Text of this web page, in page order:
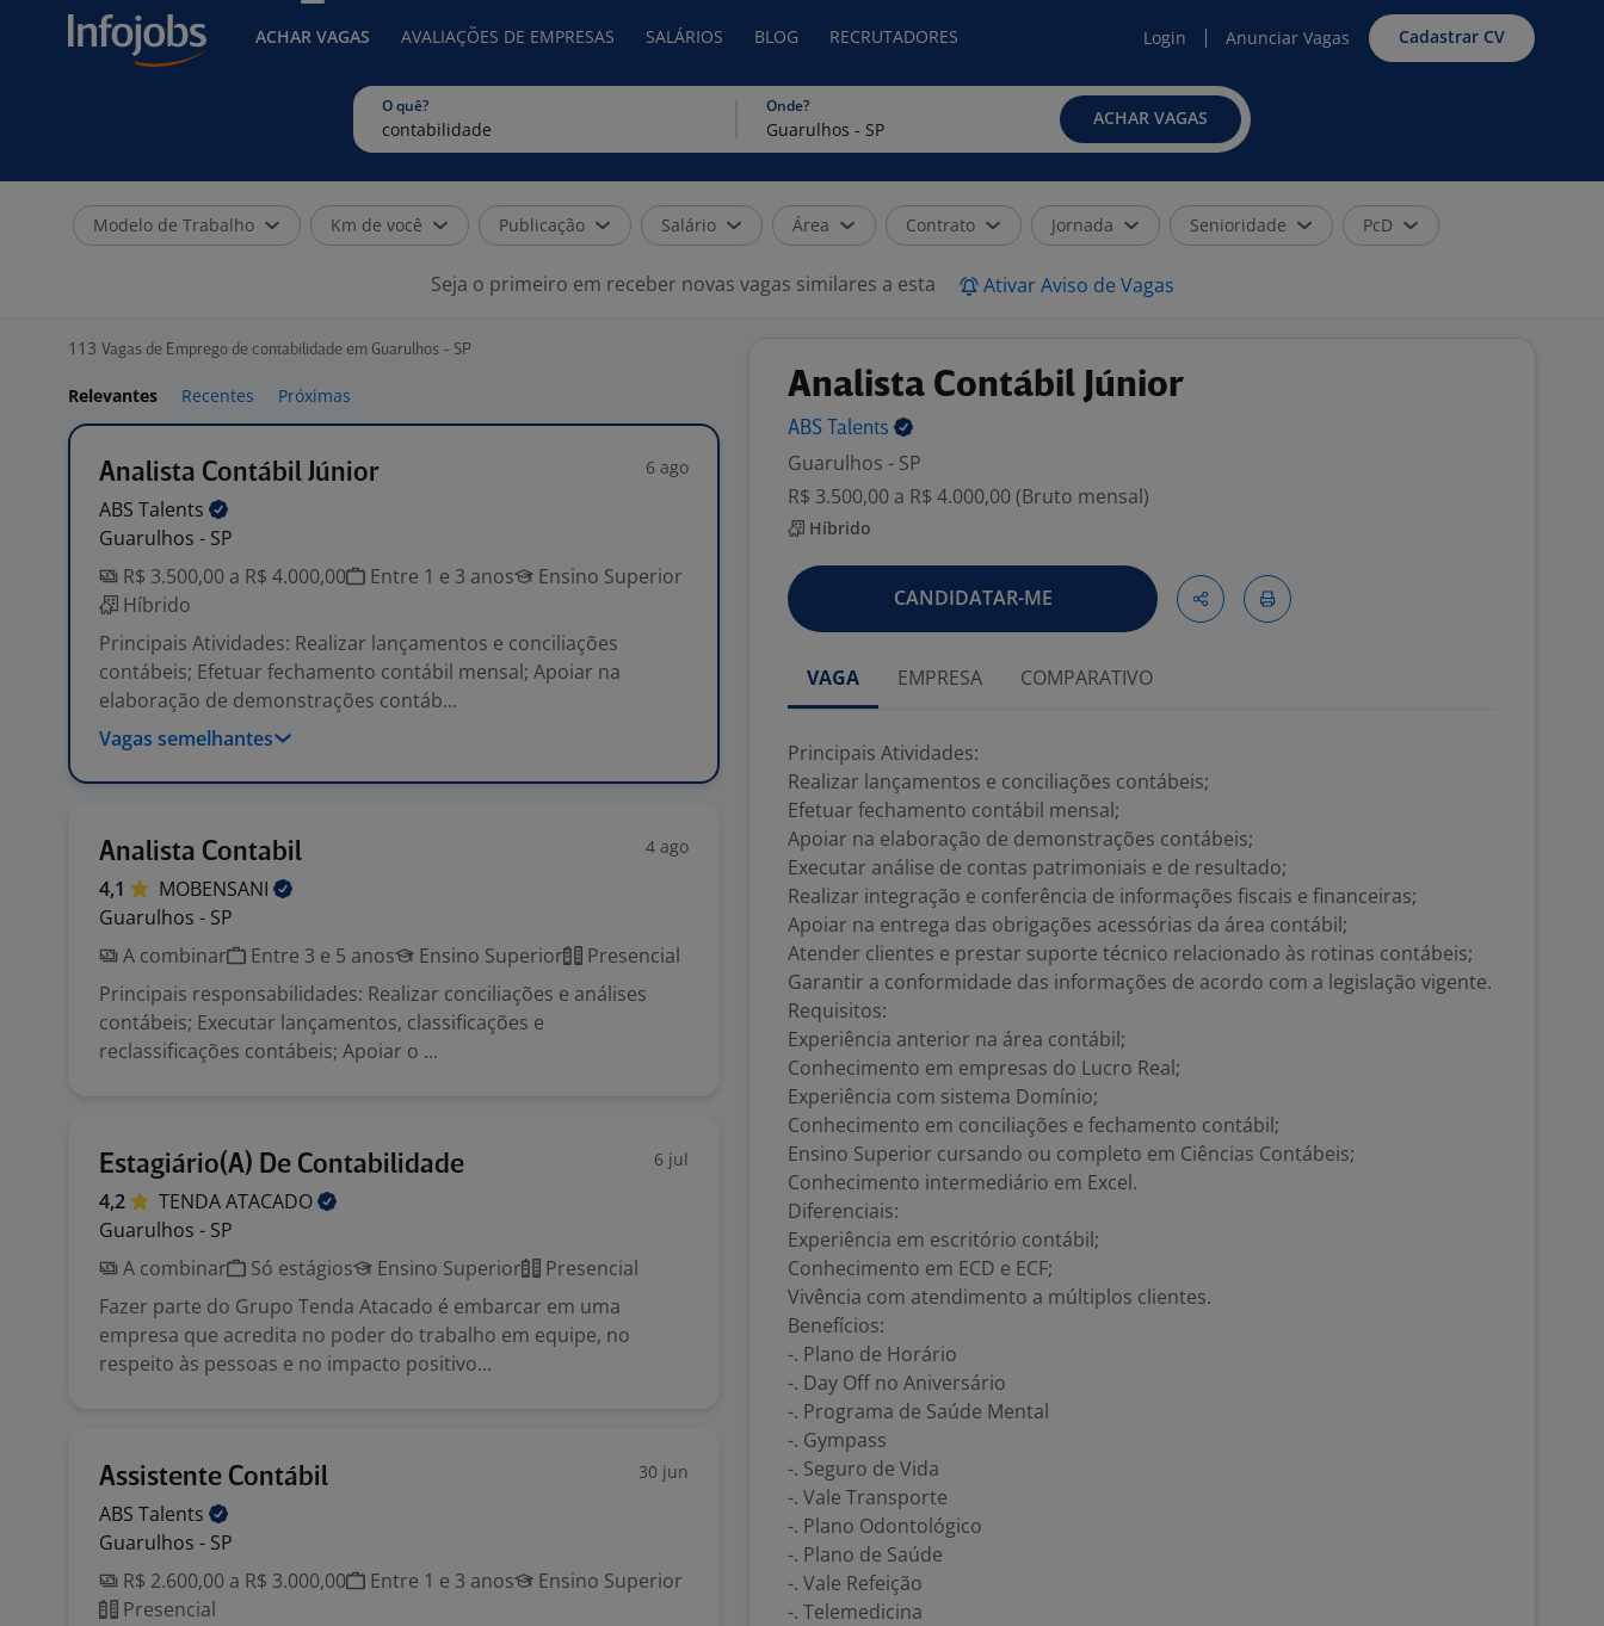
ACHAR VAGAS AVALIAÇÕES DE EMPRESAS SALÁRIOS BLOG RECRUTADORES Login Anunciar Vagas Cadastrar CV
O quê? Onde?
ACHAR VAGAS
Modelo de Trabalho Km de você Publicação Salário Área Contrato Jornada Senioridade PcD
Seja o primeiro em receber novas vagas similares a esta Ativar Aviso de Vagas
113 Vagas de Emprego de contabilidade em Guarulhos - SP
Relevantes Recentes Próximas
Analista Contábil Júnior 6 ago
ABS Talents
Guarulhos - SP
R$ 3.500,00 a R$ 4.000,00
Entre 1 e 3 anos
Ensino Superior
Híbrido
Principais Atividades: Realizar lançamentos e conciliações
contábeis; Efetuar fechamento contábil mensal; Apoiar na
elaboração de demonstrações contáb...
Vagas semelhantes
Analista Contabil 4 ago
4,1
MOBENSANI
Guarulhos - SP
A combinar
Entre 3 e 5 anos Ensino Superior
Presencial
Principais responsabilidades: Realizar conciliações e análises
contábeis; Executar lançamentos, classificações e
reclassificações contábeis; Apoiar o ...
Estagiário(A) De Contabilidade 6 jul
4,2 TENDAATACADO
Guarulhos - SP
A combinar
Só estágios Ensino Superior
Presencial
Fazer parte do Grupo Tenda Atacado é embarcar em uma
empresa que acredita no poder do trabalho em equipe, no
respeito às pessoas e no impacto positivo...
Assistente Contábil 30 jun
ABS Talents
Guarulhos - SP
R$ 2.600,00 a R$ 3.000,00
Entre 1 e 3 anos
Ensino Superior
Presencial
Analista Contábil Júnior
ABS Talents
Guarulhos - SP
R$ 3.500,00 a R$ 4.000,00 (Bruto mensal)
Híbrido
CANDIDATAR-ME
VAGA EMPRESA COMPARATIVO
Principais Atividades:
Realizar lançamentos e conciliações contábeis;
Efetuar fechamento contábil mensal;
Apoiar na elaboração de demonstrações contábeis;
Executar análise de contas patrimoniais e de resultado;
Realizar integração e conferência de informações fiscais e financeiras;
Apoiar na entrega das obrigações acessórias da área contábil;
Atender clientes e prestar suporte técnico relacionado às rotinas contábeis;
Garantir a conformidade das informações de acordo com a legislação vigente.
Requisitos:
Experiência anterior na área contábil;
Conhecimento em empresas do Lucro Real;
Experiência com sistema Domínio;
Conhecimento em conciliações e fechamento contábil;
Ensino Superior cursando ou completo em Ciências Contábeis;
Conhecimento intermediário em Excel.
Diferenciais:
Experiência em escritório contábil;
Conhecimento em ECD e ECF;
Vivência com atendimento a múltiplos clientes.
Benefícios:
-. Plano de Horário
-. Day Off no Aniversário
-. Programa de Saúde Mental
-. Gympass
-. Seguro de Vida
-. Vale Transporte
-. Plano Odontológico
-. Plano de Saúde
-. Vale Refeição
-. Telemedicina